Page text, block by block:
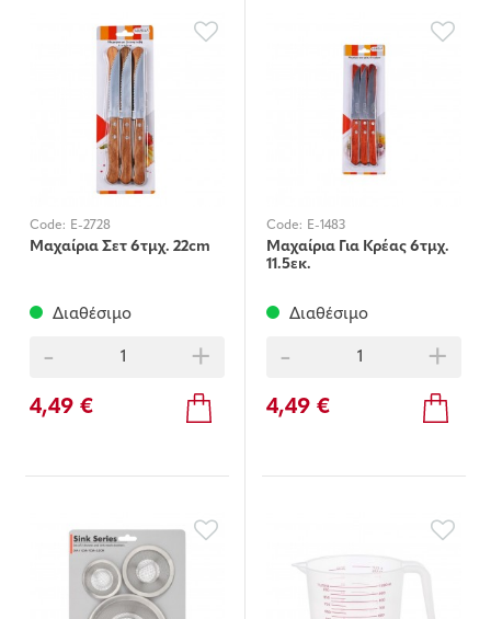
Code: E-2728
Μαχαίρια Σετ 6τμχ. 22cm
Διαθέσιμο
- +
4,49 €
Code: E-1483
Μαχαίρια Για Κρέας 6τμχ.
11.5εκ.
Διαθέσιμο
- +
4,49 €